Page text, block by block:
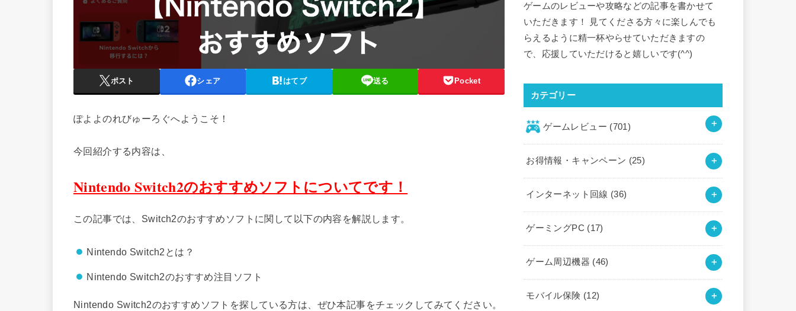
ポスト シェア はてブ 送る Pocket
ぽよよのれびゅーろぐへようこそ！
今回紹介する内容は、
Nintendo Switch2のおすすめソフトについてです！
この記事では、Switch2のおすすめソフトに関して以下の内容を解説します。
Nintendo Switch2とは？
Nintendo Switch2のおすすめ注目ソフト
Nintendo Switch2のおすすめソフトを探している方は、ぜひ本記事をチェックしてみてください。
ゲームのレビューや攻略などの記事を書かせて
いただきます！ 見てくださる方々に楽しんでも
らえるように精一杯やらせていただきますの
で、応援していただけると嬉しいです(^^)
カテゴリー
ゲームレビュー (701)
お得情報・キャンペーン (25)
インターネット回線 (36)
ゲーミングPC (17)
ゲーム周辺機器 (46)
モバイル保険 (12)